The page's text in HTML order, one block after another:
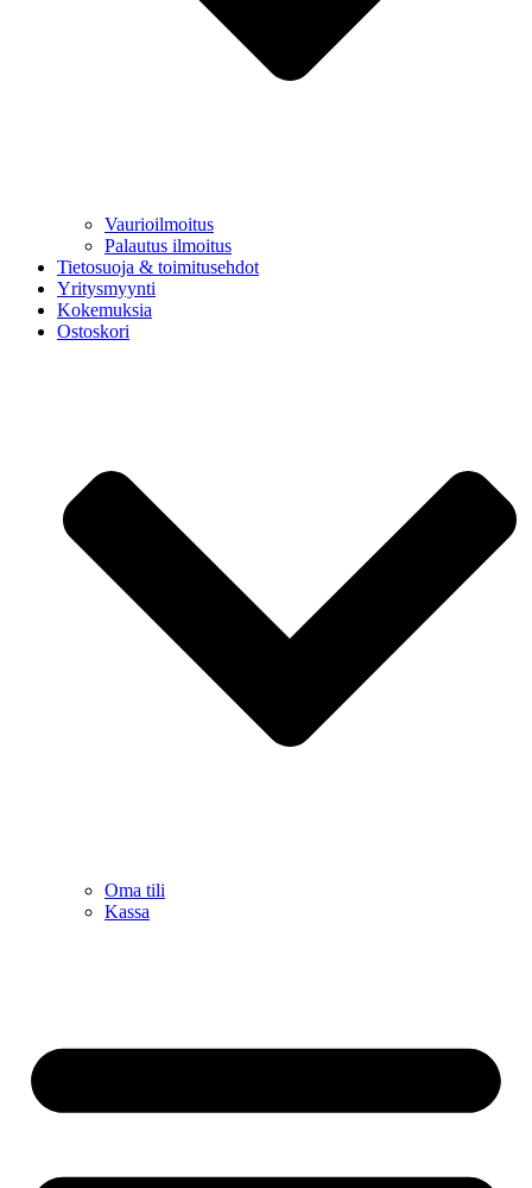
Vaurioilmoitus
Palautus ilmoitus
Tietosuoja & toimitusehdot
Yritysmyynti
Kokemuksia
Ostoskori
Oma tili
Kassa